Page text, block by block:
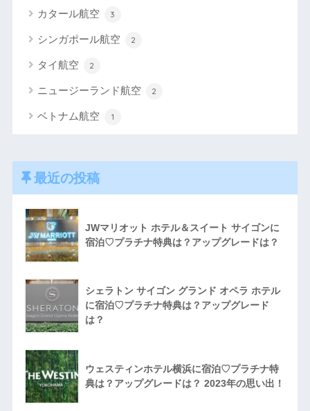
カタール航空 3
シンガポール航空 2
タイ航空 2
ニュージーランド航空 2
ベトナム航空 1
最近の投稿
JWマリオット ホテル＆スイート サイゴンに
宿泊♡プラチナ特典は？アップグレードは？
シェラトン サイゴン グランド オペラ ホテル
に宿泊♡プラチナ特典は？アップグレード
は？
ウェスティンホテル横浜に宿泊♡プラチナ特
典は？アップグレードは？ 2023年の思い出！